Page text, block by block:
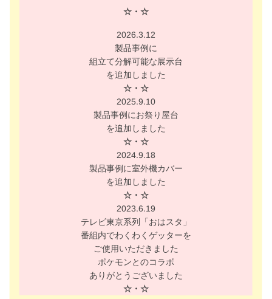
☆・☆
2026.3.12
製品事例に
組立て分解可能な展示台
を追加しました
☆・☆
2025.9.10
製品事例にお祭り屋台
を追加しました
☆・☆
2024.9.18
製品事例に室外機カバー
を追加しました
☆・☆
2023.6.19
テレビ東京系列「おはスタ」
番組内でわくわくゲッターを
ご使用いただきました
ポケモンとのコラボ
ありがとうございました
☆・☆